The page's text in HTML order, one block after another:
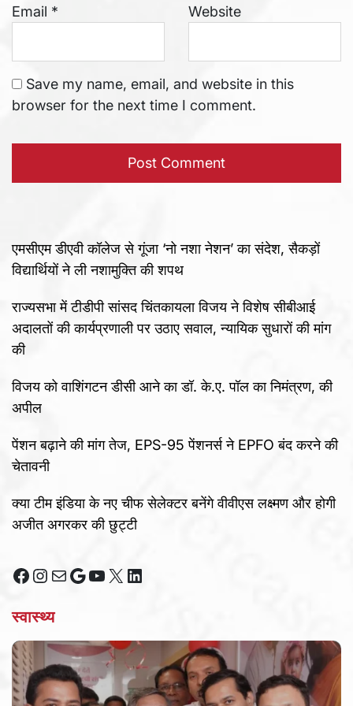
Email * Website
Save my name, email, and website in this
browser for the next time I comment.
एमसीएम डीएवी कॉलेज से गूंजा ‘नो नशा नेशन’ का संदेश, सैकड़ों
विद्यार्थियों ने ली नशामुक्ति की शपथ
राज्यसभा में टीडीपी सांसद चिंतकायला विजय ने विशेष सीबीआई
अदालतों की कार्यप्रणाली पर उठाए सवाल, न्यायिक सुधारों की मांग
की
विजय को वाशिंगटन डीसी आने का डॉ. के.ए. पॉल का निमंत्रण, की
अपील
पेंशन बढ़ाने की मांग तेज, EPS-95 पेंशनर्स ने EPFO बंद करने की
चेतावनी
क्या टीम इंडिया के नए चीफ सेलेक्टर बनेंगे वीवीएस लक्ष्मण और होगी
अजीत अगरकर की छुट्टी
Facebook
Instagram
MailGoogle
YouTube
X LinkedIn
स्वास्थ्य